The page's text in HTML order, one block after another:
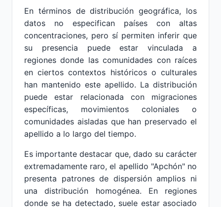
En términos de distribución geográfica, los
datos no especifican países con altas
concentraciones, pero sí permiten inferir que
su presencia puede estar vinculada a
regiones donde las comunidades con raíces
en ciertos contextos históricos o culturales
han mantenido este apellido. La distribución
puede estar relacionada con migraciones
específicas, movimientos coloniales o
comunidades aisladas que han preservado el
apellido a lo largo del tiempo.
Es importante destacar que, dado su carácter
extremadamente raro, el apellido "Apchón" no
presenta patrones de dispersión amplios ni
una distribución homogénea. En regiones
donde se ha detectado, suele estar asociado